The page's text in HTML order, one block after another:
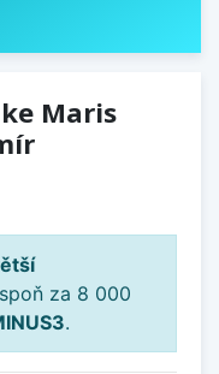
Maris
za 8 000
.